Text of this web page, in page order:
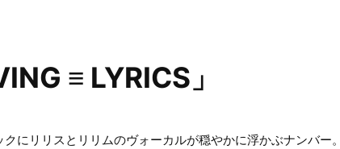
≡ LYRICS」
にリリスとリリムのヴォーカルが穏やかに浮かぶナンバー